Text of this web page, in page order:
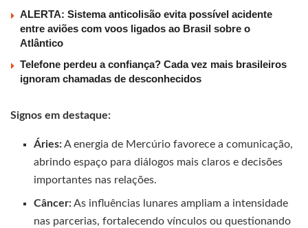
ALERTA: Sistema anticolisão evita possível acidente
entre aviões com voos ligados ao Brasil sobre o
Atlântico
Telefone perdeu a confiança? Cada vez mais brasileiros
ignoram chamadas de desconhecidos
Signos em destaque:
Áries:A energia de Mercúrio favorece a comunicação,
abrindo espaço para diálogos mais claros e decisões
importantes nas relações.
Câncer:As influências lunares ampliam a intensidade
nas parcerias, fortalecendo vínculos ou questionando